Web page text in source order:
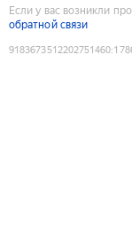
Если у вас возникли
обратной связи
9183673512202751460: